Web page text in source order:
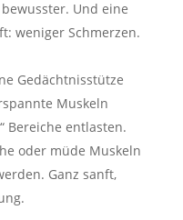
Und eine
weniger Schmerzen.
Gedächtnisstütze
Muskeln
Bereiche entlasten.
oder müde Muskeln
Ganz sanft,